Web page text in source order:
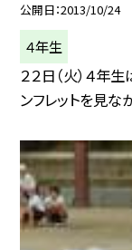
公開日 2013/10/24
４年生
２２日（火）４年
ンフレットを見な